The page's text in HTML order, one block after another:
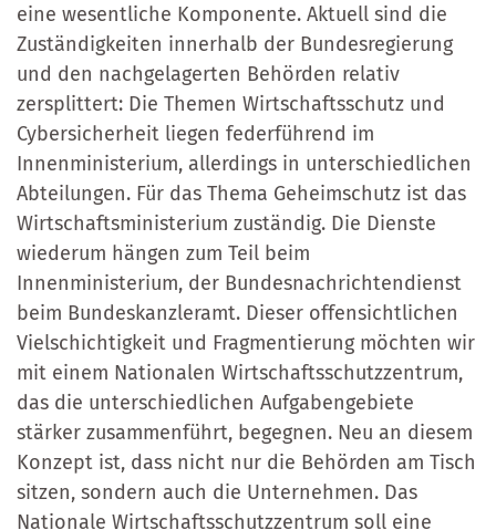
eine wesentliche Komponente. Aktuell sind die
Zuständigkeiten innerhalb der Bundesregierung
und den nachgelagerten Behörden relativ
zersplittert: Die Themen Wirtschaftsschutz und
Cybersicherheit liegen federführend im
Innenministerium, allerdings in unterschiedlichen
Abteilungen. Für das Thema Geheimschutz ist das
Wirtschaftsministerium zuständig. Die Dienste
wiederum hängen zum Teil beim
Innenministerium, der Bundesnachrichtendienst
beim Bundeskanzleramt. Dieser offensichtlichen
Vielschichtigkeit und Fragmentierung möchten wir
mit einem Nationalen Wirtschaftsschutzzentrum,
das die unterschiedlichen Aufgabengebiete
stärker zusammenführt, begegnen. Neu an diesem
Konzept ist, dass nicht nur die Behörden am Tisch
sitzen, sondern auch die Unternehmen. Das
Nationale Wirtschaftsschutzzentrum soll eine